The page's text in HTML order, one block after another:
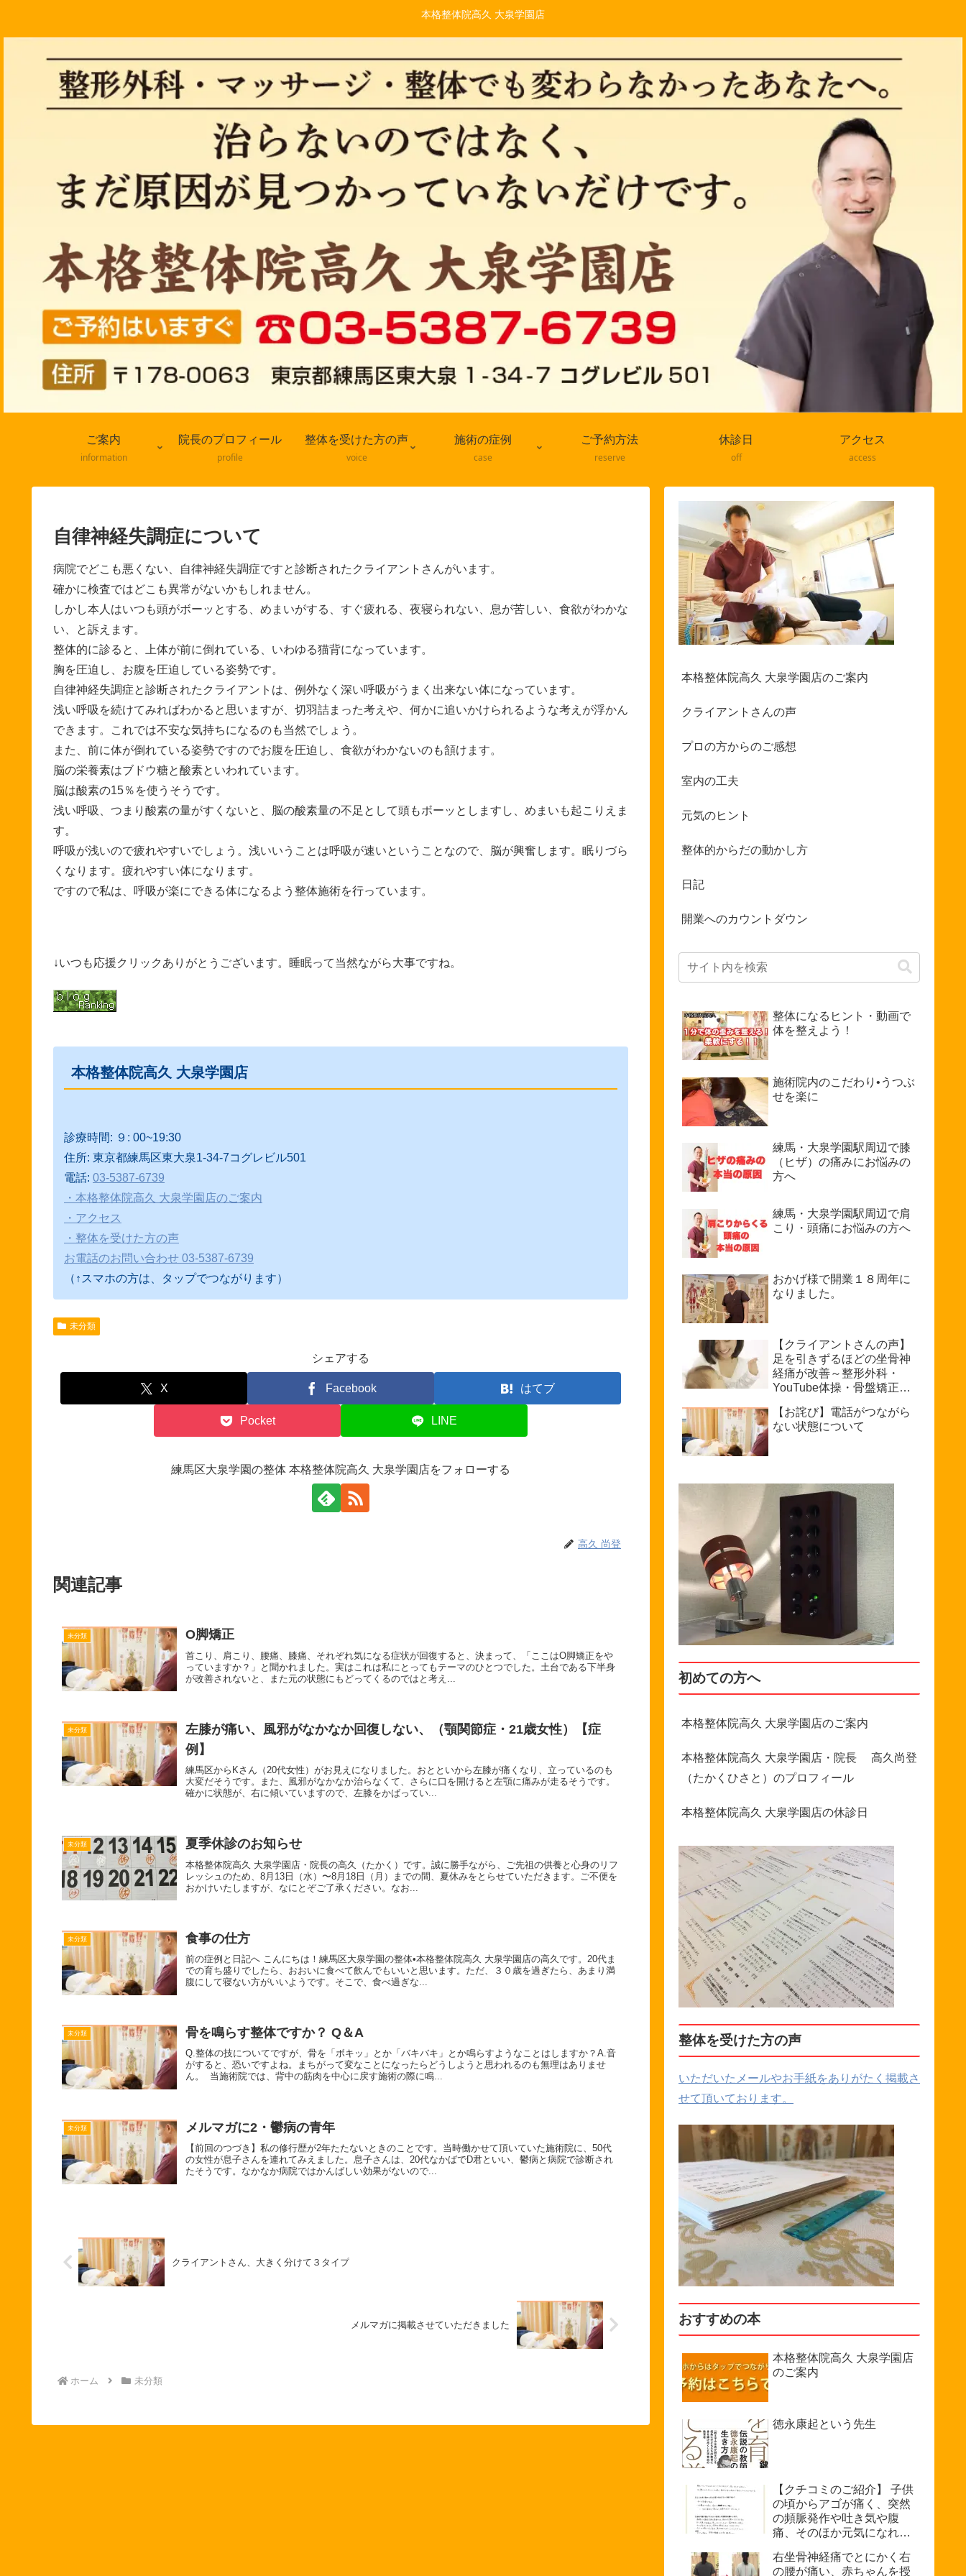
本格整体院高久 大泉学園店
ご案内
information
院長のプロフィール
profile
整体を受けた方の声
voice
施術の症例
case
ご予約方法
reserve
休診日
off
アクセス
access
自律神経失調症について
病院でどこも悪くない、自律神経失調症ですと診断されたクライアントさんがいます。
確かに検査ではどこも異常がないかもしれません。
しかし本人はいつも頭がボーッとする、めまいがする、すぐ疲れる、夜寝られない、息が苦しい、食欲がわかな
い、と訴えます。
整体的に診ると、上体が前に倒れている、いわゆる猫背になっています。
胸を圧迫し、お腹を圧迫している姿勢です。
自律神経失調症と診断されたクライアントは、例外なく深い呼吸がうまく出来ない体になっています。
浅い呼吸を続けてみればわかると思いますが、切羽詰まった考えや、何かに追いかけられるような考えが浮かん
できます。これでは不安な気持ちになるのも当然でしょう。
また、前に体が倒れている姿勢ですのでお腹を圧迫し、食欲がわかないのも頷けます。
脳の栄養素はブドウ糖と酸素といわれています。
脳は酸素の15％を使うそうです。
浅い呼吸、つまり酸素の量がすくないと、脳の酸素量の不足として頭もボーッとしますし、めまいも起こりえま
す。
呼吸が浅いので疲れやすいでしょう。浅いいうことは呼吸が速いということなので、脳が興奮します。眠りづら
くなります。疲れやすい体になります。
ですので私は、呼吸が楽にできる体になるよう整体施術を行っています。
↓いつも応援クリックありがとうございます。睡眠って当然ながら大事ですね。
本格整体院高久 大泉学園店
診療時間: ９: 00~19:30
住所: 東京都練馬区東大泉1-34-7コグレビル501
電話: 03-5387-6739
・本格整体院高久 大泉学園店のご案内
・アクセス
・整体を受けた方の声
お電話のお問い合わせ 03-5387-6739
（↑スマホの方は、タップでつながります）
未分類
シェアする
X Facebook はてブ
Pocket LINE
練馬区大泉学園の整体 本格整体院高久 大泉学園店をフォローする
高久 尚登
関連記事
未分類 O脚矯正
首こり、肩こり、腰痛、膝痛、それぞれ気になる症状が回復すると、決まって、「ここはO脚矯正をや
っていますか？」と聞かれました。実はこれは私にとってもテーマのひとつでした。土台である下半身
が改善されないと、また元の状態にもどってくるのではと考え...
未分類
左膝が痛い、風邪がなかなか回復しない、（顎関節症・21歳女性）【症
例】
練馬区からKさん（20代女性）がお見えになりました。おとといから左膝が痛くなり、立っているのも
大変だそうです。また、風邪がなかなか治らなくて、さらに口を開けると左顎に痛みが走るそうです。
確かに状態が、右に傾いていますので、左膝をかばってい...
未分類 夏季休診のお知らせ
本格整体院高久 大泉学園店・院長の高久（たかく）です。誠に勝手ながら、ご先祖の供養と心身のリフ
レッシュのため、8月13日（水）〜8月18日（月）までの間、夏休みをとらせていただきます。ご不便を
おかけいたしますが、なにとぞご了承ください。なお...
未分類 食事の仕方
前の症例と日記へ こんにちは！練馬区大泉学園の整体•本格整体院高久 大泉学園店の高久です。20代ま
での育ち盛りでしたら、おおいに食べて飲んでもいいと思います。ただ、３０歳を過ぎたら、あまり満
腹にして寝ない方がいいようです。そこで、食べ過ぎな...
未分類 骨を鳴らす整体ですか？ Q＆A
Q.整体の技についてですが、骨を「ボキッ」とか「バキバキ」とか鳴らすようなことはしますか？A.音
がすると、恐いですよね。まちがって変なことになったらどうしようと思われるのも無理はありませ
ん。 当施術院では、背中の筋肉を中心に戻す施術の際に鳴...
未分類 メルマガに2・鬱病の青年
【前回のつづき】私の修行歴が2年たたないときのことです。当時働かせて頂いていた施術院に、50代
の女性が息子さんを連れてみえました。息子さんは、20代なかばでD君といい、鬱病と病院で診断され
たそうです。なかなか病院ではかんばしい効果がないので...
クライアントさん、大きく分けて３タイプ
メルマガに掲載させていただきました
ホーム 未分類
本格整体院高久 大泉学園店のご案内
クライアントさんの声
プロの方からのご感想
室内の工夫
元気のヒント
整体的からだの動かし方
日記
開業へのカウントダウン
整体になるヒント・動画で
体を整えよう！
施術院内のこだわり•うつぶ
せを楽に
練馬・大泉学園駅周辺で膝
（ヒザ）の痛みにお悩みの
方へ
練馬・大泉学園駅周辺で肩
こり・頭痛にお悩みの方へ
おかげ様で開業１８周年に
なりました。
【クライアントさんの声】
足を引きずるほどの坐骨神
経痛が改善～整形外科・
YouTube体操・骨盤矯正で
けるまで～坐骨神経痛を治
療できる整体を探している
【お詫び】電話がつながら
ない状態について
初めての方へ
本格整体院高久 大泉学園店のご案内
本格整体院高久 大泉学園店・院長 高久尚登
（たかくひさと）のプロフィール
本格整体院高久 大泉学園店の休診日
整体を受けた方の声
いただいたメールやお手紙をありがたく掲載さ
せて頂いております。
おすすめの本
本格整体院高久 大泉学園店
のご案内
徳永康起という先生
【クチコミのご紹介】 子供
の頃からアゴが痛く、突然
の頻脈発作や吐き気や腹
痛、そのほか元気になれな
院では原因不明を診断され
右坐骨神経痛でとにかく右
の腰が痛い、赤ちゃんを授